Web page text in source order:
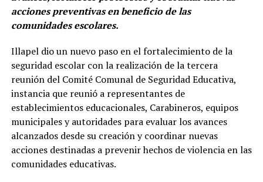
acciones preventivas en beneficio de las
comunidades escolares.
Illapel dio un nuevo paso en el fortalecimiento de la
seguridad escolar con la realización de la tercera
reunión del Comité Comunal de Seguridad Educativa,
instancia que reunió a representantes de
establecimientos educacionales, Carabineros, equipos
municipales y autoridades para evaluar los avances
alcanzados desde su creación y coordinar nuevas
acciones destinadas a prevenir hechos de violencia en las
comunidades educativas.